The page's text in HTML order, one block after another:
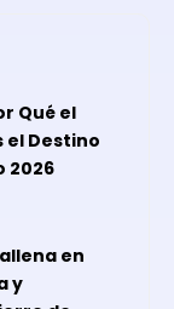
Qué el
el Destino
2026
en
y